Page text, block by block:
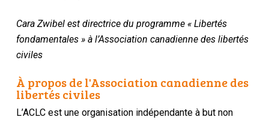
Cara Zwibel est directrice du programme « Libertés
fondamentales » à l’Association canadienne des libertés
civiles
À propos de l'Association canadienne des
libertés civiles
L’ACLC est une organisation indépendante à but non